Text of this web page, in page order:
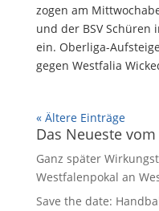
zogen am
und der BSV Schüren
ein. Oberliga-
gegen Westfalia
« Ältere Einträge
Das Neueste vom
Ganz später
Westfalenpokal an
Save the date: